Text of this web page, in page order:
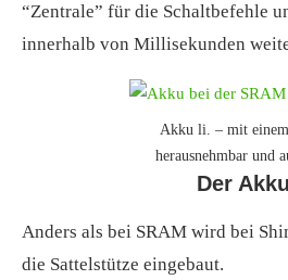
“Zentrale” für die Schaltbefehle
innerhalb von Millisekunden
Akku li. – mit
herausnehmbar und
Der Akku
Anders als bei SRAM wird bei
die Sattelstütze eingebaut.